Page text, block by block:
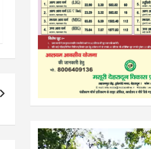
Video
Player